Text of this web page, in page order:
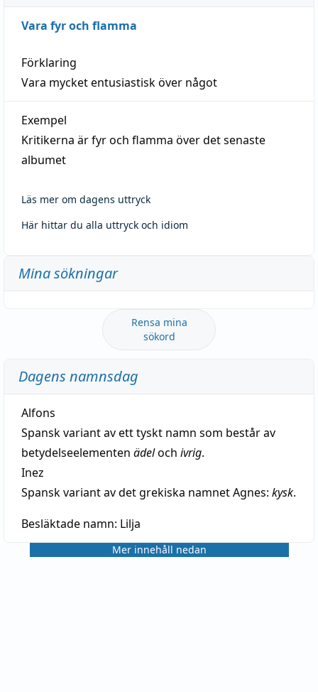
Vara fyr och flamma
Förklaring
Vara mycket entusiastisk över något
Exempel
Kritikerna är fyr och flamma över det senaste
albumet
Läs mer om dagens uttryck
Här hittar du alla uttryck och idiom
Mina sökningar
Rensa mina
sökord
Dagens namnsdag
Alfons
Spansk variant av ett tyskt namn som består av
betydelseelementen ädeloch ivrig.
Inez
Spansk variant av det grekiska namnet Agnes: kysk.
Besläktade namn: Lilja
Mer innehåll nedan